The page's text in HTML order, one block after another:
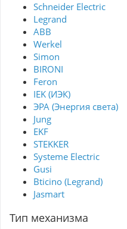
Schneider Electric
Legrand
ABB
Werkel
Simon
BIRONI
Feron
IEK (ИЭК)
ЭРА (Энергия света)
Jung
EKF
STEKKER
Systeme Electric
Gusi
Bticino (Legrand)
Jasmart
Тип механизма